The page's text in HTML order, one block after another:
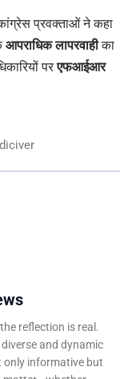
प्रवक्ताओं ने कहा
आपराधिक लापरवाहीका
परएफआईआर
reflection is real.
and dynamic
only informative but